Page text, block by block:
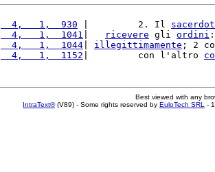
  4,   1,  930
|         2. Il
  4,   1,  1041
ricevere gli ordini
  4,   1,  1044
illegittimamente ; 2
  4,   1,  1152
|         con l'altro
Best viewed with any
IntraText®(V89) - Some rights reserved by EuloTech SRL -